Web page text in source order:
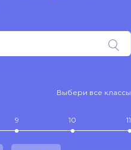
Выбери все классы
9 10 11